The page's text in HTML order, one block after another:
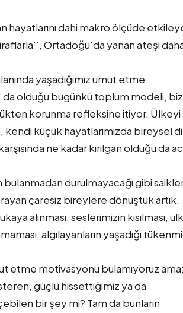
hayatlarını dahi makro ölçüde
Ortadoğu'da yanan ateşi
yaşadığımız umut etme
olduğu bugünkü toplum modeli, bizi
korunma refleksine itiyor. Ülkeyi
kendi küçük hayatlarımızda bireysel
ne kadar kırılgan olduğu da
bulanmadan durulmayacağı gibi
arayan çaresiz bireylere dönüştük artık.
alınması, seslerimizin kısılması,
algılayanların yaşadığı
etme motivasyonu bulamıyoruz ama;
güçlü hissettiğimiz ya da
bir şey mi? Tam da bunların